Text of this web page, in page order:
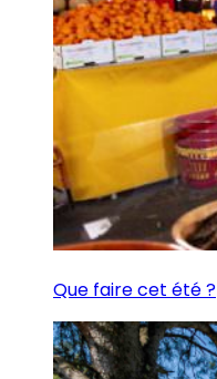
Que faire cet été ?